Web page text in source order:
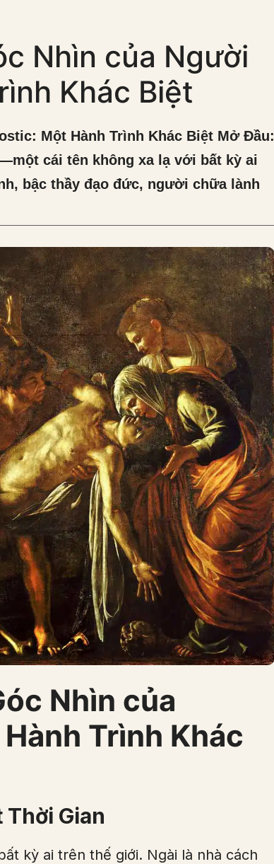
Nhìn của Người
Khác Biệt
Một Hành Trình Khác Biệt Mở Đầu:
cái tên không xa lạ với bất kỳ ai
bậc thầy đạo đức, người chữa lành
Nhìn của
Trình Khác
Gian
kỳ ai trên thế giới. Ngài là nhà cách